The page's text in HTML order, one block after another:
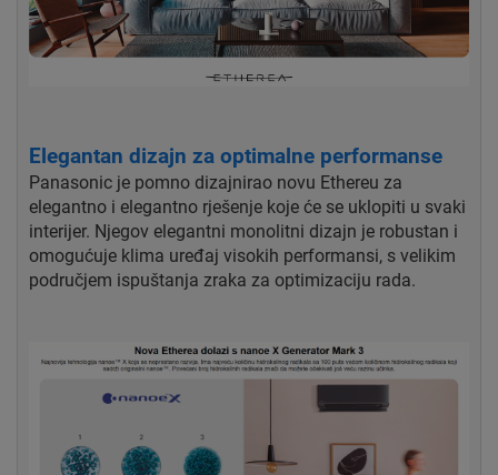
Elegantan dizajn za optimalne performanse
Panasonic je pomno dizajnirao novu Ethereu za
elegantno i elegantno rješenje koje će se uklopiti u svaki
interijer. Njegov elegantni monolitni dizajn je robustan i
omogućuje klima uređaj visokih performansi, s velikim
područjem ispuštanja zraka za optimizaciju rada.